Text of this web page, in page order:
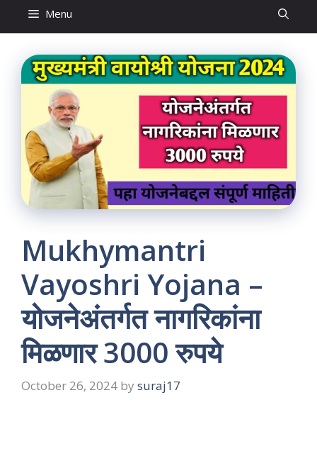
Menu
Mukhymantri
Vayoshri Yojana –
योजनेअंतर्गत नागरिकांना
मिळणार 3000 रुपये
October 26, 2024 by suraj17